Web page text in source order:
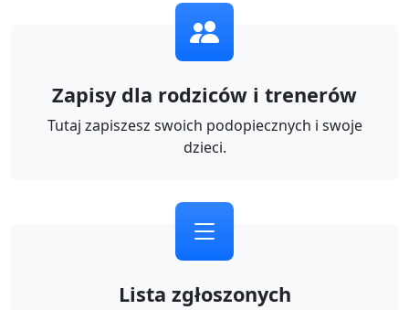
Zapisy dla rodziców i trenerów
Tutaj zapiszesz swoich podopiecznych i swoje
dzieci.
Lista zgłoszonych